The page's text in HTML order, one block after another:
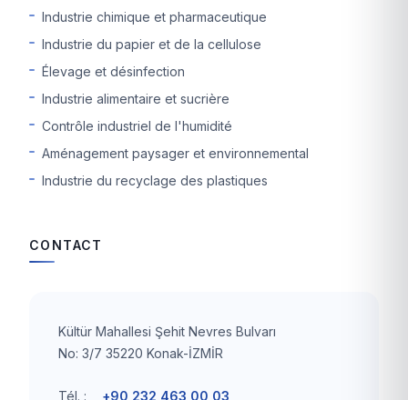
Industrie chimique et pharmaceutique
Industrie du papier et de la cellulose
Élevage et désinfection
Industrie alimentaire et sucrière
Contrôle industriel de l'humidité
Aménagement paysager et environnemental
Industrie du recyclage des plastiques
CONTACT
Kültür Mahallesi Şehit Nevres Bulvarı
No: 3/7 35220 Konak-İZMİR
Tél. : +90 232 463 00 03